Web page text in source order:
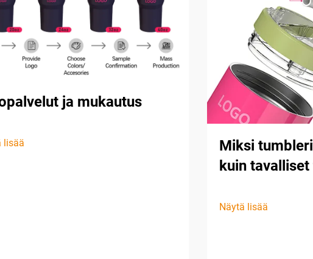
ja mukautus
lisää
Miksi
kuin
Näytä lisää